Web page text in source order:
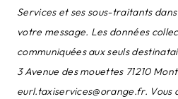
Services et ses sous-traitants
votre message. Les données
communiquées aux seuls
3 Avenue des mouettes 71210
eurl.taxiservices@orange.fr. Vous